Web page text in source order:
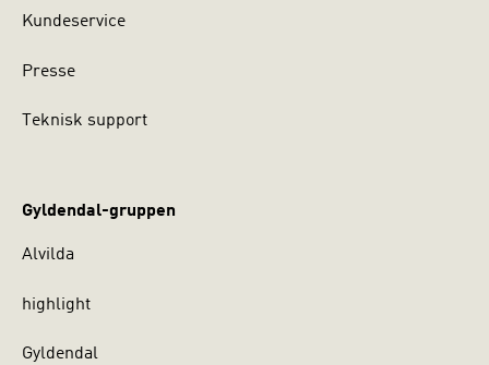
Kundeservice
Presse
Teknisk support
Gyldendal-gruppen
Alvilda
highlight
Gyldendal